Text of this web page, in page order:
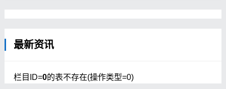
最新资讯
栏目ID=0的表不存在(操作类型=0)